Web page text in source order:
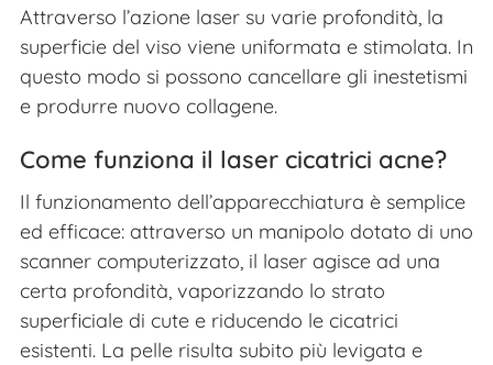
Attraverso l’azione laser su varie profondità, la
superficie del viso viene uniformata e stimolata. In
questo modo si possono cancellare gli inestetismi
e produrre nuovo collagene.
Come funziona il laser cicatrici acne?
Il funzionamento dell’apparecchiatura è semplice
ed efficace: attraverso un manipolo dotato di uno
scanner computerizzato, il laser agisce ad una
certa profondità, vaporizzando lo strato
superficiale di cute e riducendo le cicatrici
esistenti. La pelle risulta subito più levigata e